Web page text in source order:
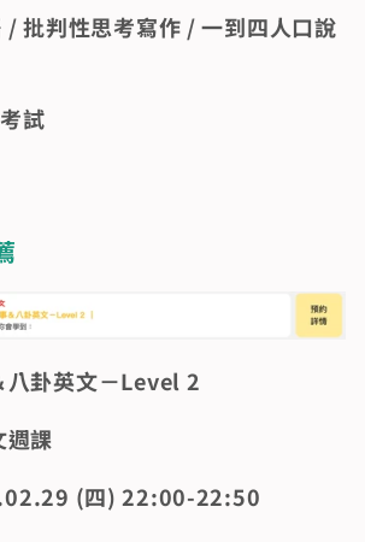
/ 批判性思考寫作 / 一到四人口說
試
八卦英文－Level 2
課
(四) 22:00-22:50